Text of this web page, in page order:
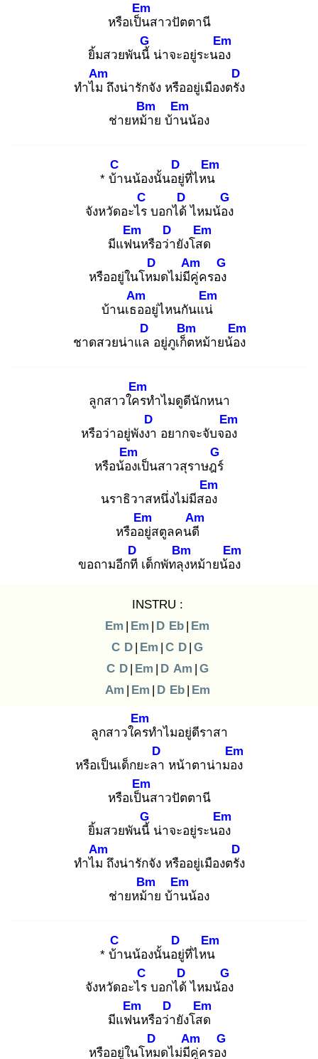
หรือเป็น
Em
สาวปัตตานี
ยิ้มสวยพันนี้
G
น่าจะอยู่ระนอง
Em
ทำไม
Am
ถึงน่ารักจัง หรืออยู่เมืองตรัง
D
ช่ายหม้า
Bm
ย บ้าน
Em
น้อง
* บ้า
C
นน้องนั้นอยู่
D
ที่ไหน
Em
จังหวัดอะไร
C
บอกได้
D
ไหมน้อง
G
มีแฟน
Em
หรือว่า
D
ยังโสด
Em
หรืออยู่ในโหม
D
ดไม่มีคู่
Am
ครอง
G
บ้านเธอ
Am
อยู่ไหนกันแน่
Em
ชาดสวยน่าแล
D
อยู่ภูเก็ต
Bm
หม้ายน้อง
Em
ลูกสาวใคร
Em
ทำไมดูดีนักหนา
หรือว่าอยู่พังงา
D
อยากจะจับจอง
Em
หรือน้อง
Em
เป็นสาวสุราษฎร์
G
นราธิวาสหนึ่งไม่มีสอง
Em
หรืออยู่
Em
สตูลคนดี
Am
ขอถามอีกที
D
เด็กพัทลุง
Bm
หม้ายน้อง
Em
INSTRU :
Em | Em | D Eb | Em
C D | Em | C D | G
C D | Em | D Am | G
Am | Em | D Eb | Em
ลูกสาวใคร
Em
ทำไมอยู่ดีราสา
หรือเป็นเด็กยะลา
D
หน้าตาน่ามอง
Em
หรือเป็น
Em
สาวปัตตานี
ยิ้มสวยพันนี้
G
น่าจะอยู่ระนอง
Em
ทำไม
Am
ถึงน่ารักจัง หรืออยู่เมืองตรัง
D
ช่ายหม้า
Bm
ย บ้าน
Em
น้อง
* บ้า
C
นน้องนั้นอยู่
D
ที่ไหน
Em
จังหวัดอะไร
C
บอกได้
D
ไหมน้อง
G
มีแฟน
Em
หรือว่า
D
ยังโสด
Em
หรืออยู่ในโหม
D
ดไม่มีคู่
Am
ครอง
G